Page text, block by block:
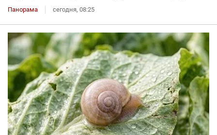
Панорама сегодня, 08:25